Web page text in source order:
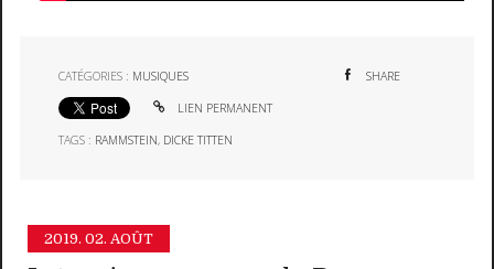
CATÉGORIES : MUSIQUES SHARE
LIEN PERMANENT
TAGS : RAMMSTEIN, DICKE TITTEN
2019. 02. AOÛT